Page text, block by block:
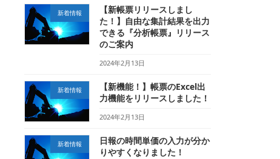
新着情報
【新帳票リリースしまし
た！】自由な集計結果を出力
できる『分析帳票』リリース
のご案内
2024年2月13日
新着情報
【新機能！】帳票のExcel出
力機能をリリースしました！
2024年2月13日
新着情報
日報の時間単価の入力が分か
りやすくなりました！